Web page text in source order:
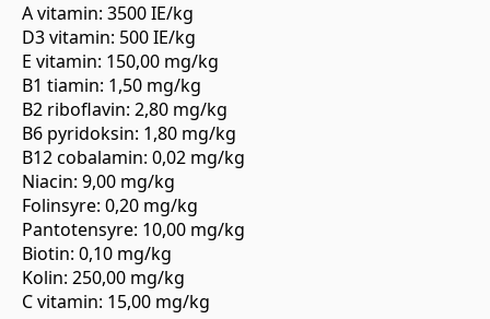
A vitamin: 3500 IE/kg
D3 vitamin: 500 IE/kg
E vitamin: 150,00 mg/kg
B1 tiamin: 1,50 mg/kg
B2 riboflavin: 2,80 mg/kg
B6 pyridoksin: 1,80 mg/kg
B12 cobalamin: 0,02 mg/kg
Niacin: 9,00 mg/kg
Folinsyre: 0,20 mg/kg
Pantotensyre: 10,00 mg/kg
Biotin: 0,10 mg/kg
Kolin: 250,00 mg/kg
C vitamin: 15,00 mg/kg